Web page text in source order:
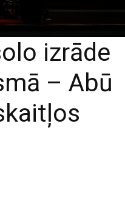
izrāde
– Abū